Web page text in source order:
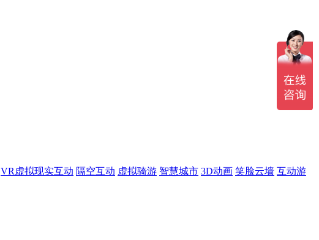
VR虚拟现实互动 隔空互动 虚拟骑游 智慧城市 3D动画 笑脸云墙 互动游